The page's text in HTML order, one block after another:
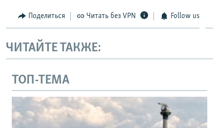
Поделиться Читать без VPN Follow us
ЧИТАЙТЕ ТАКЖЕ:
ТОП-ТЕМА